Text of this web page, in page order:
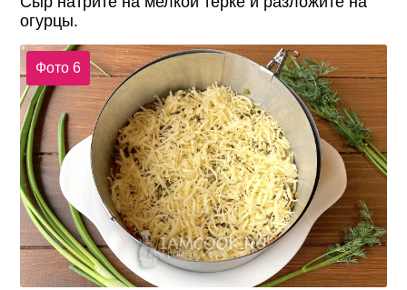
огурцы.
Фото 6